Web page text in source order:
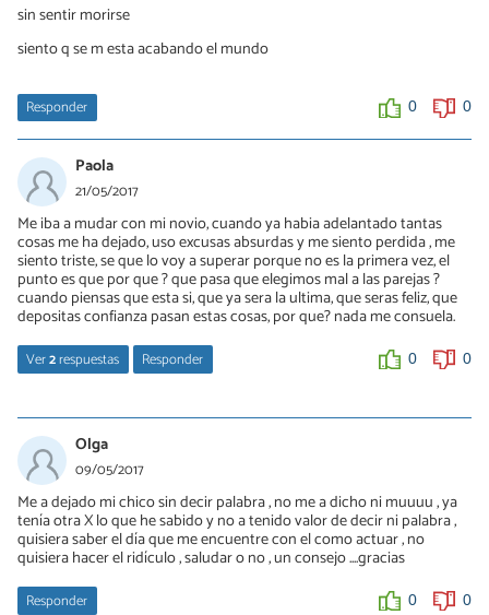
sin sentir morirse
siento q se m esta acabando el mundo
Responder 0 0
Paola
21/05/2017
Me iba a mudar con mi novio, cuando ya habia adelantado tantas
cosas me ha dejado, uso excusas absurdas y me siento perdida , me
siento triste, se que lo voy a superar porque no es la primera vez, el
punto es que por que ? que pasa que elegimos mal a las parejas ?
cuando piensas que esta si, que ya sera la ultima, que seras feliz, que
depositas confianza pasan estas cosas, por que? nada me consuela.
Ver2respuestas Responder 0 0
Paola me está pasando casi lo mismo, me estaba por ir con mi
novio y me dejó hace 1 semana tuvimos una pequeña pelea y me
dijo que no quiere seguir más, que se cansó, le escribí hace 2 días
y me dice que me ama y me extraña pero no puede hacer nada,
tenía proyectada una vida con él, no imaginé que esto iba a pasar,
también se que lo voy a superar pero estoy en ese proceso de
Olga
09/05/2017
Me a dejado mi chico sin decir palabra , no me a dicho ni muuuu , ya
tenía otra X lo que he sabido y no a tenido valor de decir ni palabra ,
quisiera saber el día que me encuentre con el como actuar , no
quisiera hacer el ridículo , saludar o no , un consejo ....gracias
Responder 0 0